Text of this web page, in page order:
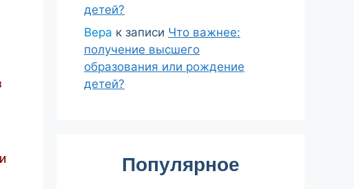
детей?
Вера к записи Что важнее:
получение высшего
образования или рождение
детей?
Популярное